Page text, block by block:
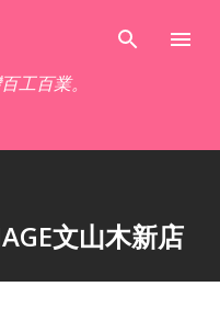
工百業。
文山木新店